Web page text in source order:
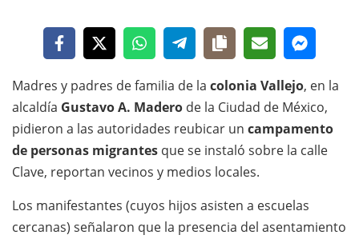
Madres y padres de familia de la colonia Vallejo, en la
alcaldía Gustavo A. Madero de la Ciudad de México,
pidieron a las autoridades reubicar un campamento
de personas migrantes que se instaló sobre la calle
Clave, reportan vecinos y medios locales.
Los manifestantes (cuyos hijos asisten a escuelas
cercanas) señalaron que la presencia del asentamiento